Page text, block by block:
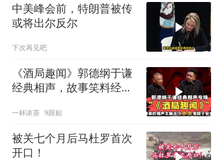
中美峰会前，特朗普被传
或将出尔反尔
下次再见吧
《酒局趣闻》郭德纲于谦
经典相声，故事笑料经典
一杯浓茶 9跟贴
被关七个月后马杜罗首次
开口！